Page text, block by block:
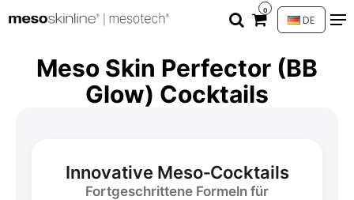
0
DE
Meso Skin Perfector (BB
Glow) Cocktails
Innovative Meso‑Cocktails
Fortgeschrittene Formeln für